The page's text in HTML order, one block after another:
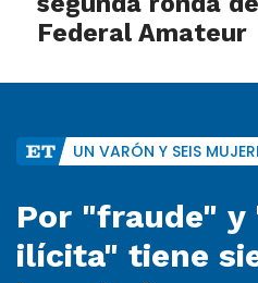
Federal Amateur
UN VARÓN Y SEIS
Por "fraude" y
ilícita" tiene